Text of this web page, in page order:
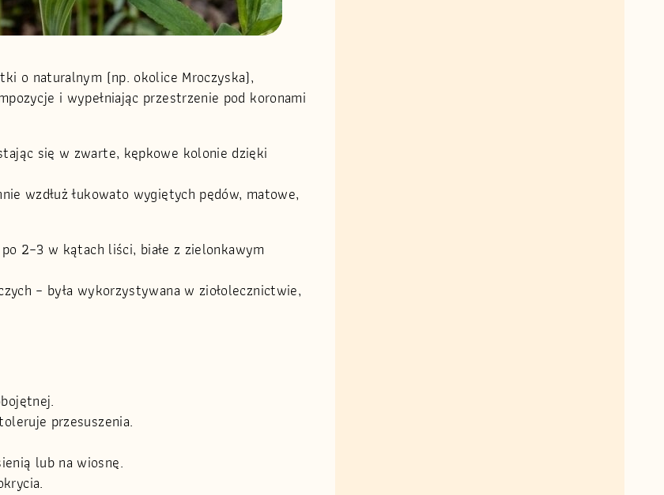
o naturalnym (np. okolice Mroczyska),
i wypełniając przestrzenie pod koronami
się w zwarte, kępkowe kolonie dzięki
wzdłuż łukowato wygiętych pędów, matowe,
2–3 w kątach liści, białe z zielonkawym
– była wykorzystywana w ziołolecznictwie,
przesuszenia.
lub na wiosnę.